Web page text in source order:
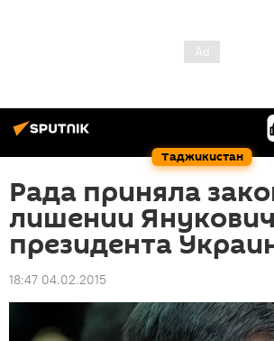
Таджикистан
Рада приняла
лишении
президента
18:47 04.02.2015